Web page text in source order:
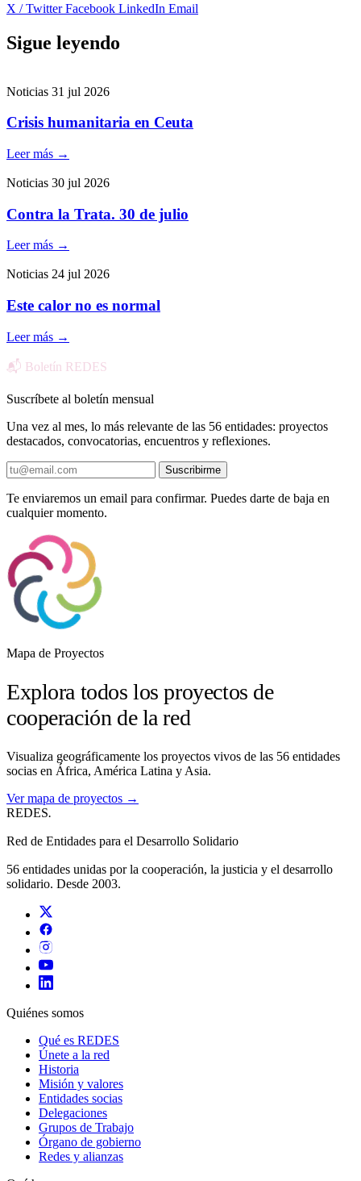
X / TwitterFacebook LinkedIn Email
Sigue leyendo
Noticias 31 jul 2026
Crisis humanitaria en Ceuta
Leer más →
Noticias 30 jul 2026
Contra la Trata. 30 de julio
Leer más →
Noticias 24 jul 2026
Este calor no es normal
Leer más →
📬 Boletín REDES
Suscríbete al boletín mensual
Una vez al mes, lo más relevante de las 56 entidades: proyectos
destacados, convocatorias, encuentros y reflexiones.
Suscribirme
Te enviaremos un email para confirmar. Puedes darte de baja en
cualquier momento.
Mapa de Proyectos
Explora todos los proyectos de
cooperación de la red
Visualiza geográficamente los proyectos vivos de las 56 entidades
socias en África, América Latina y Asia.
Ver mapa de proyectos →
REDES.
Red de Entidades para el Desarrollo Solidario
56 entidades unidas por la cooperación, la justicia y el desarrollo
solidario. Desde 2003.
Quiénes somos
Qué es REDES
Únete a la red
Historia
Misión y valores
Entidades socias
Delegaciones
Grupos de Trabajo
Órgano de gobierno
Redes y alianzas